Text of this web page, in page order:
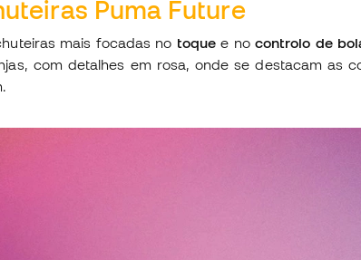
Puma Future
mais focadas no toquee no controlo de
com detalhes em rosa, onde se destacam as